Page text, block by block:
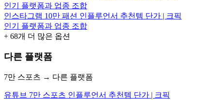
인기 플랫폼과 업종 조합
인스타그램 10만 패션 인플루언서 추천템 단가 | 크픽
인기 플랫폼과 업종 조합
+ 68개 더 많은 옵션
다른 플랫폼
7만 스포츠 → 다른 플랫폼
유튜브 7만 스포츠 인플루언서 추천템 단가 | 크픽